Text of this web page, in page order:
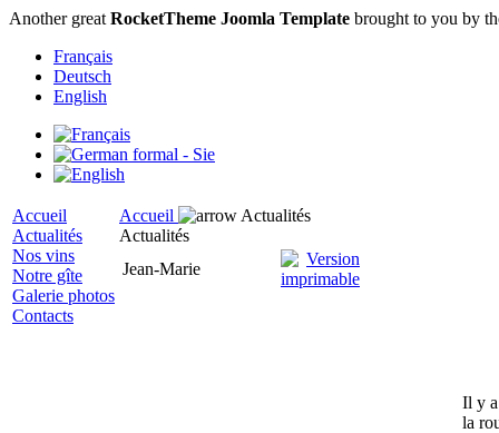
Another great RocketTheme Joomla Template brought to you by
Français
Deutsch
English
Accueil
Actualités
Nos vins
Notre gîte
Galerie photos
Contacts
Accueil
Actualités
Actualités
Jean-Marie
Il y a
la